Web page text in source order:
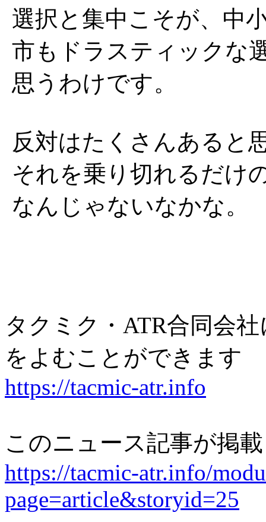
選択と集中こそが、中
市もドラスティックな
思うわけです。
反対はたくさんあると
それを乗り切れるだけ
なんじゃないなかな。
タクミク・ATR合同会
をよむことができます
https://tacmic-atr.info
このニュース記事が掲
https://tacmic-atr.info/
page=article&storyid=25